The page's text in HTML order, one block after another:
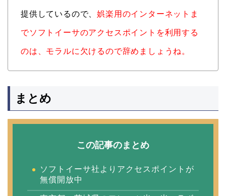
提供しているので、娯楽用のインターネットま
でソフトイーサのアクセスポイントを利用する
のは、モラルに欠けるので辞めましょうね。
まとめ
この記事のまとめ
ソフトイーサ社よりアクセスポイントが
無償開放中